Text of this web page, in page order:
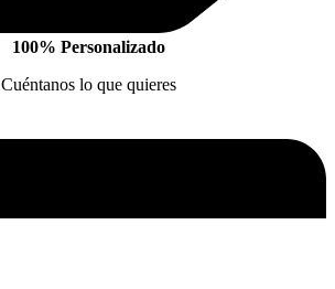
100% Personalizado
Cuéntanos lo que quieres